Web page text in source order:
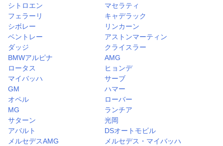
シトロエン
マセラティ
フェラーリ
キャデラック
シボレー
リンカーン
ベントレー
アストンマーティン
ダッジ
クライスラー
BMWアルピナ
AMG
ロータス
ヒョンデ
マイバッハ
サーブ
GM
ハマー
オペル
ローバー
MG
ランチア
サターン
光岡
アバルト
DSオートモビル
メルセデスAMG
メルセデス・マイバッハ